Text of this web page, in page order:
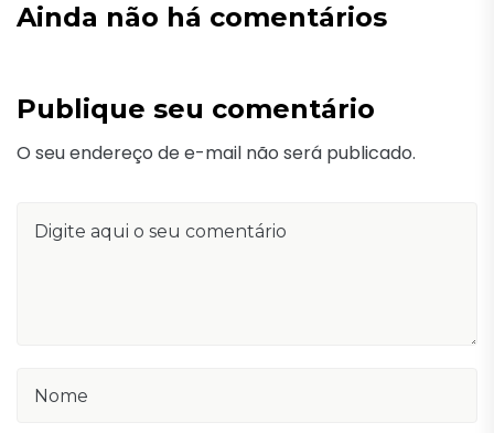
Ainda não há comentários
Publique seu comentário
O seu endereço de e-mail não será publicado.